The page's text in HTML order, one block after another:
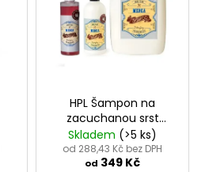
HPL Šampon na
zacuchanou srst
MEDEA - Medea
Shampoo Detangling
Skladem (>5 ks)
od 288,43 Kč bez DPH
od 349 Kč